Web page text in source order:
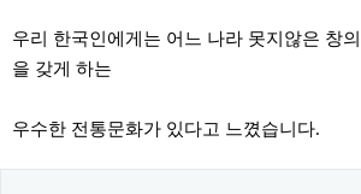
우리 한국인에게는 어느 나라 못지않은 창
을 갖게 하는
우수한 전통문화가 있다고 느꼈습니다.